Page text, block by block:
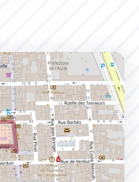
aujourd&#039;hui et